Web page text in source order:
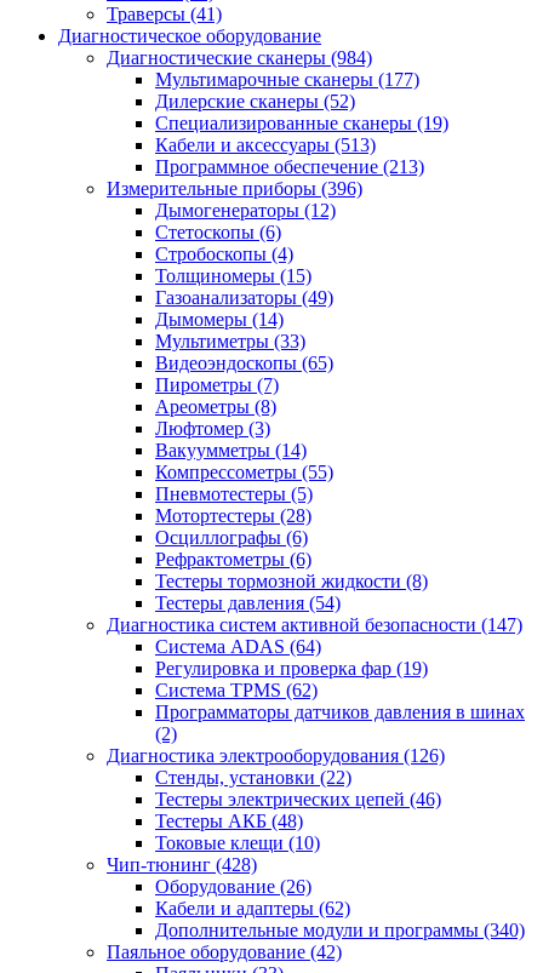
Траверсы (41)
Диагностическое оборудование
Диагностические сканеры (984)
Мультимарочные сканеры (177)
Дилерские сканеры (52)
Специализированные сканеры (19)
Кабели и аксессуары (513)
Программное обеспечение (213)
Измерительные приборы (396)
Дымогенераторы (12)
Стетоскопы (6)
Стробоскопы (4)
Толщиномеры (15)
Газоанализаторы (49)
Дымомеры (14)
Мультиметры (33)
Видеоэндоскопы (65)
Пирометры (7)
Ареометры (8)
Люфтомер (3)
Вакуумметры (14)
Компрессометры (55)
Пневмотестеры (5)
Мотортестеры (28)
Осциллографы (6)
Рефрактометры (6)
Тестеры тормозной жидкости (8)
Тестеры давления (54)
Диагностика систем активной безопасности (147)
Система ADAS (64)
Регулировка и проверка фар (19)
Система TPMS (62)
Программаторы датчиков давления в шинах
(2)
Диагностика электрооборудования (126)
Стенды, установки (22)
Тестеры электрических цепей (46)
Тестеры АКБ (48)
Токовые клещи (10)
Чип-тюнинг (428)
Оборудование (26)
Кабели и адаптеры (62)
Дополнительные модули и программы (340)
Паяльное оборудование (42)